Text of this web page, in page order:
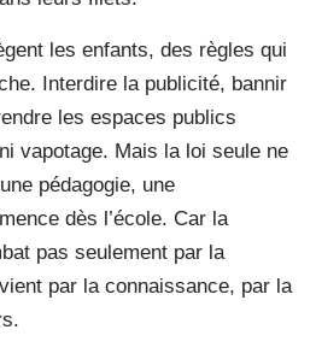
les enfants, des règles qui
Interdire la publicité, bannir
les espaces publics
vapotage. Mais la loi seule ne
pédagogie, une
dès l’école. Car la
pas seulement par la
par la connaissance, par la